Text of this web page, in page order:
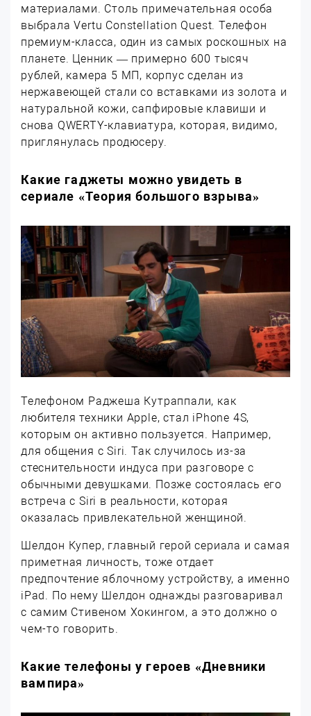
материалами. Столь примечательная особа
выбрала Vertu Constellation Quest. Телефон
премиум-класса, один из самых роскошных на
планете. Ценник — примерно 600 тысяч
рублей, камера 5 МП, корпус сделан из
нержавеющей стали со вставками из золота и
натуральной кожи, сапфировые клавиши и
снова QWERTY-клавиатура, которая, видимо,
приглянулась продюсеру.
Какие гаджеты можно увидеть в
сериале «Теория большого взрыва»
Телефоном Раджеша Кутраппали, как
любителя техники Apple, стал iPhone 4S,
которым он активно пользуется. Например,
для общения с Siri. Так случилось из-за
стеснительности индуса при разговоре с
обычными девушками. Позже состоялась его
встреча с Siri в реальности, которая
оказалась привлекательной женщиной.
Шелдон Купер, главный герой сериала и самая
приметная личность, тоже отдает
предпочтение яблочному устройству, а именно
iPad. По нему Шелдон однажды разговаривал
с самим Стивеном Хокингом, а это должно о
чем-то говорить.
Какие телефоны у героев «Дневники
вампира»